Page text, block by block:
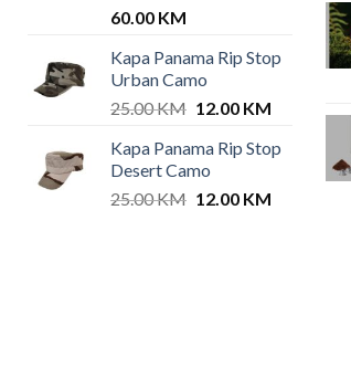
60.00 KM
Kapa Panama Rip Stop
Urban Camo
25.00KM Original
was:
25.00 KM.
12.00 KMCurrent
is:
12.00 KM.
Kapa Panama Rip Stop
Desert Camo
25.00KM Original
12.00 KMCurrent